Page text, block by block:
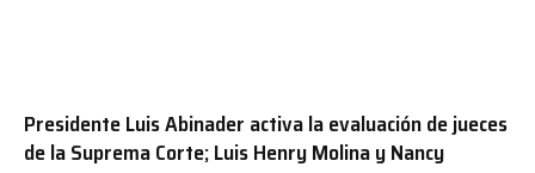
Presidente Luis Abinader activa la evaluación de jueces
de la Suprema Corte; Luis Henry Molina y Nancy